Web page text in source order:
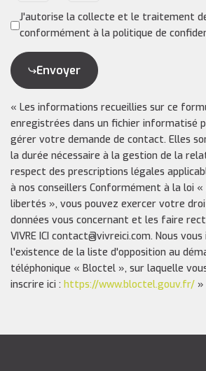
J'autorise la collecte et le traitement
conformément à la politique de
Envoyer
« Les informations recueillies sur ce
enregistrées dans un fichier informatisé
gérer votre demande de contact. Elles
la durée nécessaire à la gestion de la
respect des prescriptions légales
à nos conseillers Conformément à la loi
libertés », vous pouvez exercer votre
données vous concernant et les faire
VIVRE ICI contact@vivreici.com. Nous
l'existence de la liste d'opposition au
téléphonique « Bloctel », sur laquelle
inscrire ici : https://www.bloctel.gouv.fr/ »